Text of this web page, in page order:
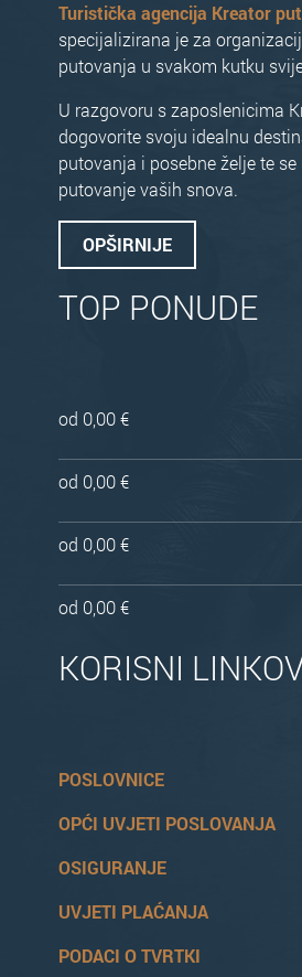
Turistička agencija Kreator
specijalizirana je za
putovanja u svakom kutku
U razgovoru s zaposlenicima
dogovorite svoju idealnu
putovanja i posebne želje te
putovanje vaših snova.
OPŠIRNIJE
TOP PONUDE
od 0,00 €
od 0,00 €
od 0,00 €
od 0,00 €
KORISNI
POSLOVNICE
OPĆI UVJETI POSLOVANJA
OSIGURANJE
UVJETI PLAĆANJA
PODACI O TVRTKI